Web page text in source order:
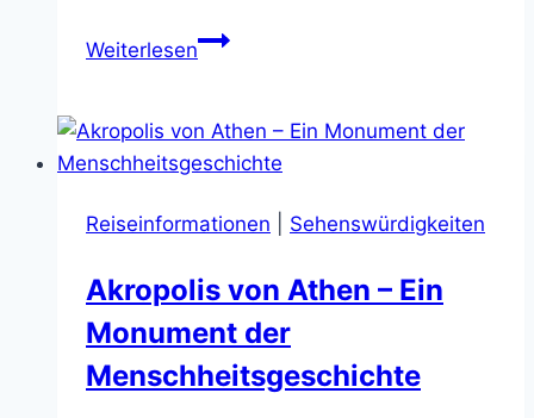
WeiterlesenDeutsches
–
Wissenschaft,
begeistert
Reiseinformationen Sehenswürdigkeiten
Akropolis von Athen – Ein
Monument der
Menschheitsgeschichte